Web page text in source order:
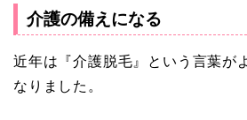
介護の備えになる
近年は『介護脱毛』という言葉が
なりました。